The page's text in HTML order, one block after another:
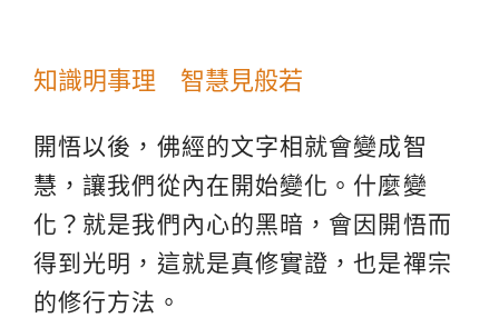
知識明事理 智慧見般若
開悟以後，佛經的文字相就會變成智
慧，讓我們從內在開始變化。什麼變
化？就是我們內心的黑暗，會因開悟而
得到光明，這就是真修實證，也是禪宗
的修行方法。